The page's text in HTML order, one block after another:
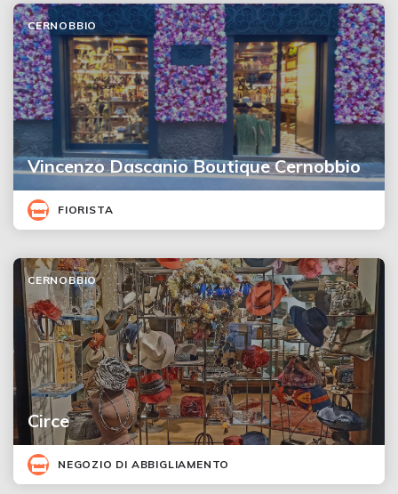
Vincenzo Dascanio Boutique Cernobbio
CERNOBBIO
FIORISTA
Circe
CERNOBBIO
NEGOZIO DI ABBIGLIAMENTO